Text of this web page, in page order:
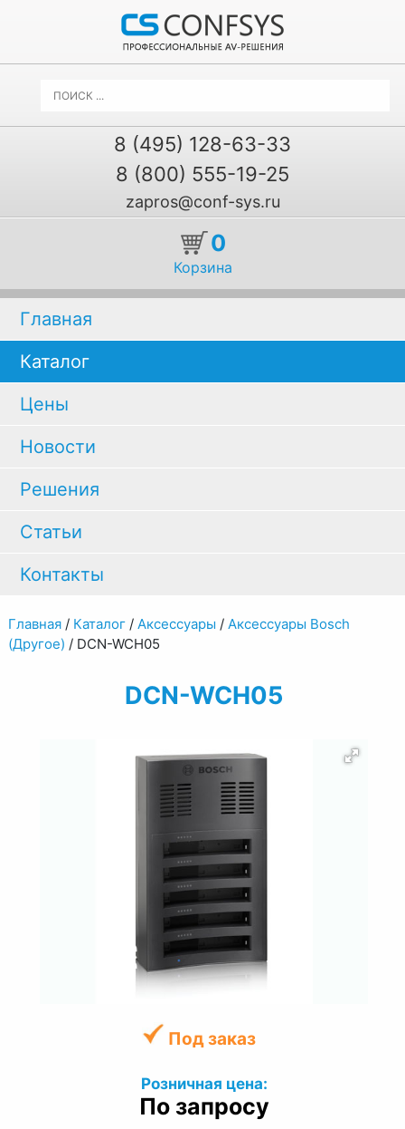
8 (495) 128-63-33
8 (800) 555-19-25
zapros@conf-sys.ru
0
Корзина
Главная
Каталог
Цены
Новости
Решения
Статьи
Контакты
Главная/ Каталог/ Аксессуары / Аксессуары Bosch
(Другое) / DCN-WCH05
DCN-WCH05
Под заказ
Розничная цена:
По запросу